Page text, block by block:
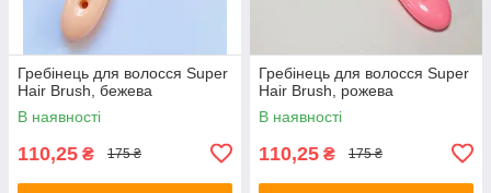
Гребінець для волосся Super
Hair Brush, бежева
В наявності
110,25 ₴ 175 ₴
Гребінець для волосся Super
Hair Brush, рожева
В наявності
110,25 ₴ 175 ₴